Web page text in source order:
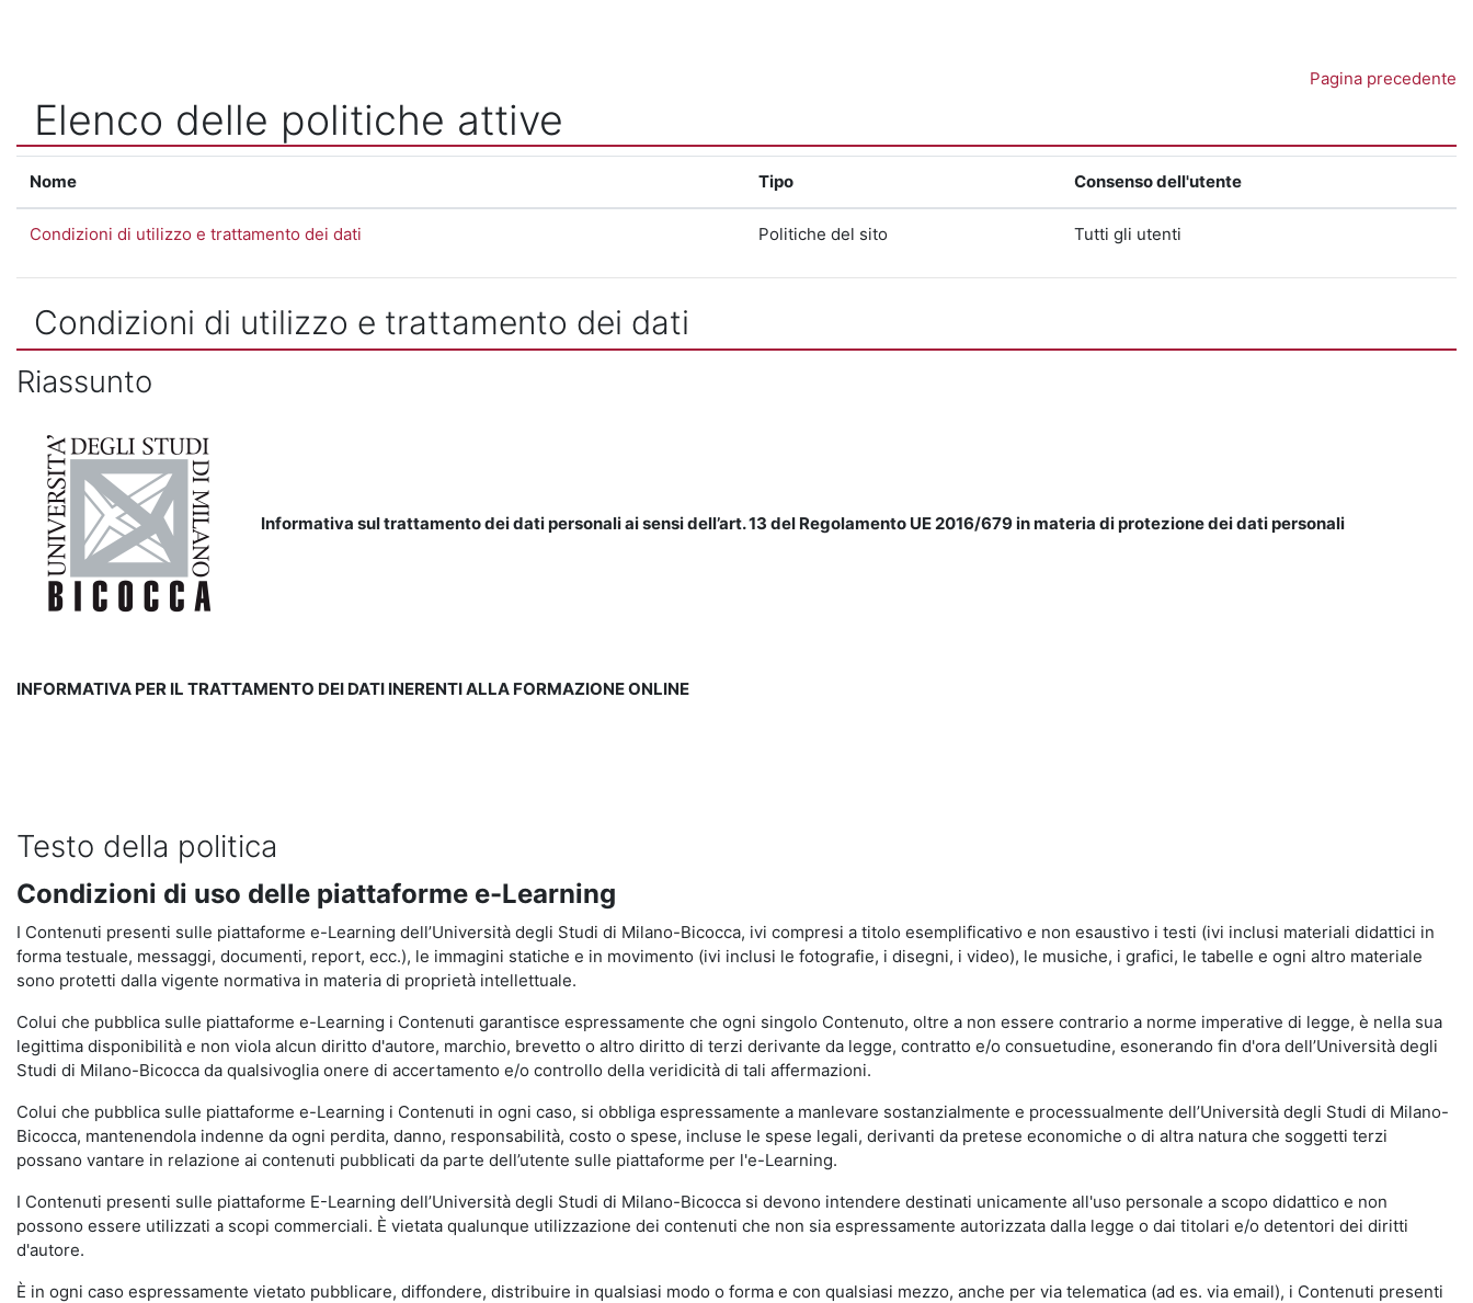
Pagina precedente
Elenco delle politiche attive
Nome Tipo Consenso dell'utente
Condizioni di utilizzo e trattamento dei dati Politiche del sito Tutti gli utenti
Condizioni di utilizzo e trattamento dei dati
Riassunto
Informativa sul trattamento dei dati personali ai sensi dell’art. 13 del Regolamento UE 2016/679 in materia di protezione dei dati personali
INFORMATIVA PER IL TRATTAMENTO DEI DATI INERENTI ALLA FORMAZIONE ONLINE
Testo della politica
Condizioni di uso delle piattaforme e-Learning
I Contenuti presenti sulle piattaforme e-Learning dell’Università degli Studi di Milano-Bicocca, ivi compresi a titolo esemplificativo e non esaustivo i testi (ivi inclusi materiali didattici in
forma testuale, messaggi, documenti, report, ecc.), le immagini statiche e in movimento (ivi inclusi le fotografie, i disegni, i video), le musiche, i grafici, le tabelle e ogni altro materiale
sono protetti dalla vigente normativa in materia di proprietà intellettuale.
Colui che pubblica sulle piattaforme e-Learning i Contenuti garantisce espressamente che ogni singolo Contenuto, oltre a non essere contrario a norme imperative di legge, è nella sua
legittima disponibilità e non viola alcun diritto d'autore, marchio, brevetto o altro diritto di terzi derivante da legge, contratto e/o consuetudine, esonerando fin d'ora dell’Università degli
Studi di Milano-Bicocca da qualsivoglia onere di accertamento e/o controllo della veridicità di tali affermazioni.
Colui che pubblica sulle piattaforme e-Learning i Contenuti in ogni caso, si obbliga espressamente a manlevare sostanzialmente e processualmente dell’Università degli Studi di Milano-
Bicocca, mantenendola indenne da ogni perdita, danno, responsabilità, costo o spese, incluse le spese legali, derivanti da pretese economiche o di altra natura che soggetti terzi
possano vantare in relazione ai contenuti pubblicati da parte dell’utente sulle piattaforme per l'e-Learning.
I Contenuti presenti sulle piattaforme E-Learning dell’Università degli Studi di Milano-Bicocca si devono intendere destinati unicamente all'uso personale a scopo didattico e non
possono essere utilizzati a scopi commerciali. È vietata qualunque utilizzazione dei contenuti che non sia espressamente autorizzata dalla legge o dai titolari e/o detentori dei diritti
d'autore.
È in ogni caso espressamente vietato pubblicare, diffondere, distribuire in qualsiasi modo o forma e con qualsiasi mezzo, anche per via telematica (ad es. via email), i Contenuti presenti